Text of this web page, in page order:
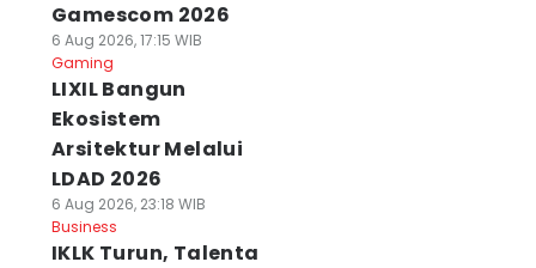
Gamescom 2026
6 Aug 2026, 17:15 WIB
Gaming
LIXIL Bangun
Ekosistem
Arsitektur Melalui
LDAD 2026
6 Aug 2026, 23:18 WIB
Business
IKLK Turun, Talenta